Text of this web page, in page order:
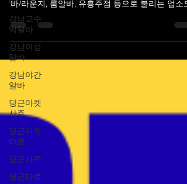
강남고수
익알바
강남여성
알바
강남야간
알바
당근마켓
사주
당근마켓
타로
당근사주
당근타로
성돼 있습니다. 유흥·접객 관련 업소, 특히 노래방,
바/라운지, 룸알바, 유흥주점 등으로 불리는 업소도
지역 내 몇몇 상권에서 운영되고 있고, 일부 관련
르바이트 구인 정보가 온라인에 올라오는 경우가
습니다. 소셜 미디어나 제목식 광고 등에서 “청주
그 진위 여부와 세부 조건은 반드시 확인해야 합니
다. 청주 유흥알바 채용중 청주 유흥알바 채용중 구
인구직 사이트 ※ 참고로 청주 지역 구인구직 사이
트에는 일반적인 업종(카페, 식당, 사무직 등)이나
공 근로 정보도 많이 올라옵니다(예: 알바천국 같은
일반 구인 플랫폼에서 다양한 아르바이트 정보 확
가능) 1. 유흥알바로 분류되는 구인 유형 청주에서
“유흥알바” 또는 비슷하게 분류되는 구인 유형은
음과 같이 크게 나뉠 수 있습니다. 🎤 ① 노래방/가